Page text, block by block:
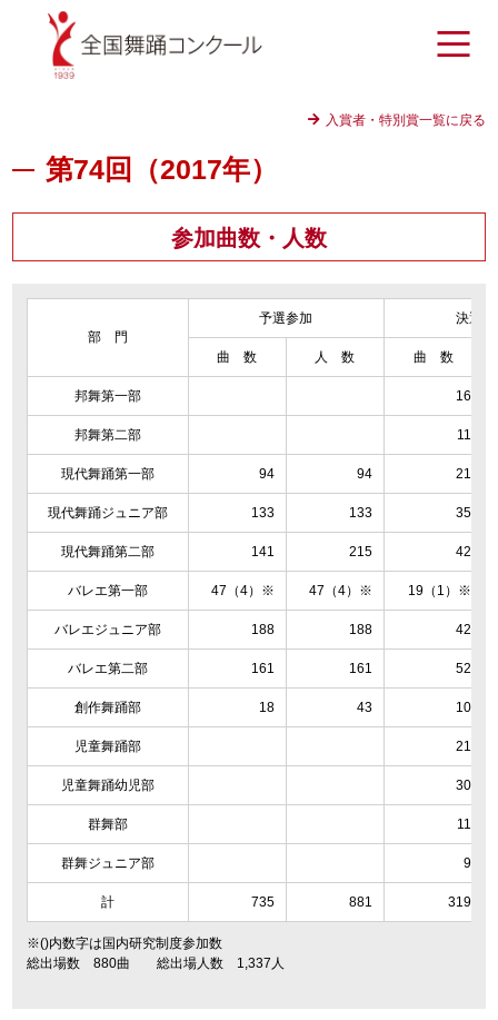
入賞者・特別賞一覧に戻る
第74回（2017年）
参加曲数・人数
部 門
予選参加 決選
曲 数 人 数 曲 数
邦舞第一部 16
邦舞第二部 11
現代舞踊第一部 94 94 21
現代舞踊ジュニア部 133 133 35
現代舞踊第二部 141 215 42
バレエ第一部 47（4）※ 47（4）※ 19（1）※
バレエジュニア部 188 188 42
バレエ第二部 161 161 52
創作舞踊部 18 43 10
児童舞踊部 21
児童舞踊幼児部 30
群舞部 11
群舞ジュニア部 9
計 735 881 319
※()内数字は国内研究制度参加数
総出場数 880曲 総出場人数 1,337人